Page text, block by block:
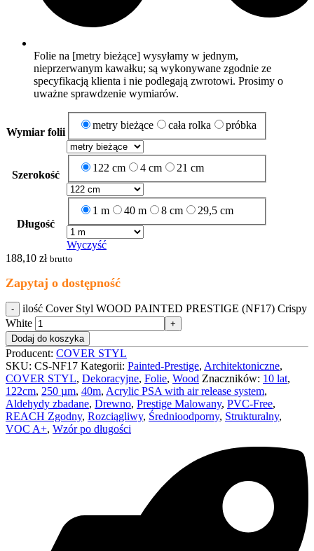
Folie na [metry bieżące] wysyłamy w jednym,
nieprzerwanym kawałku; są wykonywane zgodnie ze
specyfikacją klienta i nie podlegają zwrotowi. Prosimy o
uważne sprawdzenie wymiarów.
Wymiar folii
metry bieżące cała rolka próbka
Szerokość
122 cm 4 cm 21 cm
Długość
1 m 40 m 8 cm 29,5 cm
Wyczyść
188,10 zł brutto
Zapytaj o dostępność
ilość Cover Styl WOOD PAINTED PRESTIGE (NF17) Crispy
White
Dodaj do koszyka
Producent: COVER STYL
SKU: CS-NF17 Kategorii: Painted-Prestige, Architektoniczne,
COVER STYL, Dekoracyjne, Folie, Wood Znaczników: 10 lat,
122cm, 250 µm, 40m, Acrylic PSA with air release system,
Aldehydy zbadane, Drewno, Prestige Malowany, PVC-Free,
REACH Zgodny, Rozciągliwy, Średnioodporny, Strukturalny,
VOC A+, Wzór po długości